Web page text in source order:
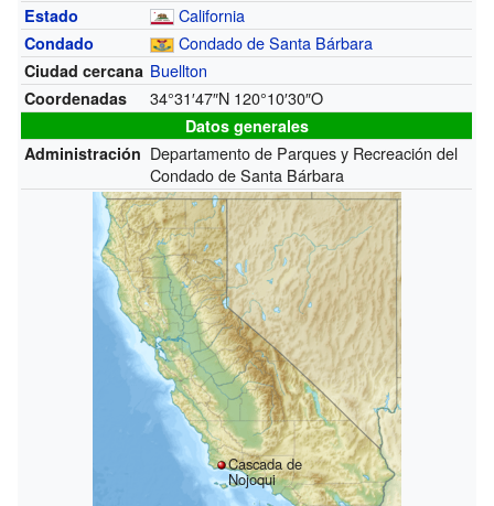
Estado California
Condado Condado de Santa Bárbara
Ciudad cercana Buellton
Coordenadas 34°31′47″N 120°10′30″O
Datos generales
Administración Departamento de Parques y Recreación del
Condado de Santa Bárbara
Cascada de
Nojoqui